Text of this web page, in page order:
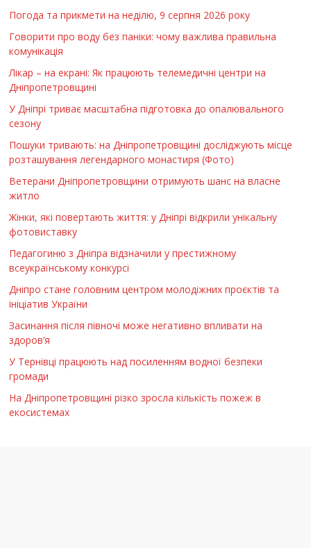
Погода та прикмети на неділю, 9 серпня 2026 року
Говорити про воду без паніки: чому важлива правильна
комунікація
Лікар – на екрані: Як працюють телемедичні центри на
Дніпропетровщині
У Дніпрі триває масштабна підготовка до опалювального
сезону
Пошуки тривають: на Дніпропетровщині досліджують місце
розташування легендарного монастиря (Фото)
Ветерани Дніпропетровщини отримують шанс на власне
житло
Жінки, які повертають життя: у Дніпрі відкрили унікальну
фотовиставку
Педагогиню з Дніпра відзначили у престижному
всеукраїнському конкурсі
Дніпро стане головним центром молодіжних проєктів та
ініціатив України
Засинання після півночі може негативно впливати на
здоров’я
У Тернівці працюють над посиленням водної безпеки
громади
На Дніпропетровщині різко зросла кількість пожеж в
екосистемах